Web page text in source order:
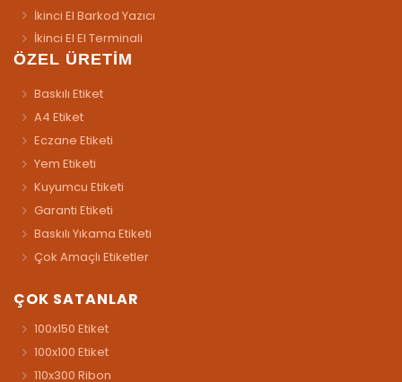
İkinci El Barkod Yazıcı
İkinci El El Terminali
ÖZEL ÜRETİM
Baskılı Etiket
A4 Etiket
Eczane Etiketi
Yem Etiketi
Kuyumcu Etiketi
Garanti Etiketi
Baskılı Yıkama Etiketi
Çok Amaçlı Etiketler
ÇOK SATANLAR
100x150 Etiket
100x100 Etiket
110x300 Ribon